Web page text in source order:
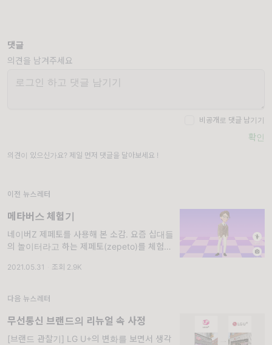
댓글
의견을 남겨주세요
비공개로 댓글 남기기
확인
의견이 있으신가요? 제일 먼저 댓글을 달아보세요 !
이전 뉴스레터
메타버스 체험기
네이버Z 제페토를 사용해 본 소감. 요즘 십대들
의 놀이터라고 하는 제페토(zepeto)를 체험해
Univers 세계, 우주)라는 키워드를 하루에도
2021.05.31 조회 2.9K
다음 뉴스레터
무선통신 브랜드의 리뉴얼 속 사정
[브랜드 관찰기] LG U+의 변화를 보면서 생각